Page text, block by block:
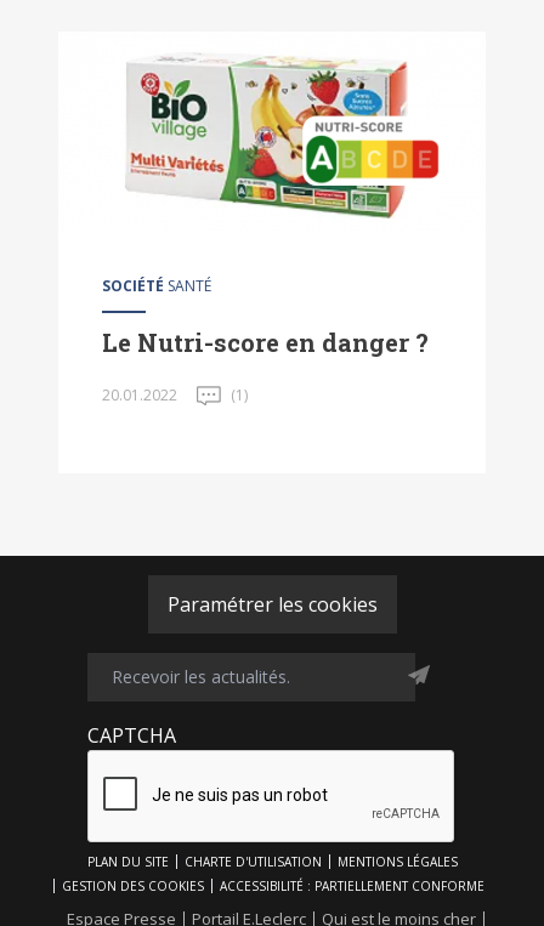
SOCIÉTÉ SANTÉ
Le Nutri-score en danger ?
20.01.2022 (1)
Top
PLAN DU SITE CHARTE D'UTILISATION
MENTIONS LÉGALES
GESTION DES COOKIES
ACCESSIBILITÉ : PARTIELLEMENT CONFORME
Footer
Espace Presse Portail E.Leclerc Qui est le moins cher
Paramétrer les cookies
CAPTCHA